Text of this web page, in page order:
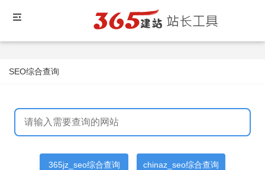
SEO综合查询
365jz_seo综合查询 chinaz_seo综合查询